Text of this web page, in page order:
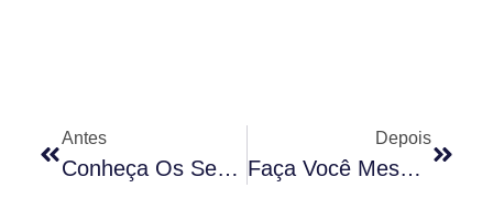
Antes
Conheça Os Serviços Especializados De Uma Desentupidora E Garanta A Fluidez E Higiene Em Sua Residência Ou Estabelecimento Comercial
Depois
Faça Você Mesmo: Técnicas Para Desentupir Vaso Sanitário De Forma Rápida E Eficiente